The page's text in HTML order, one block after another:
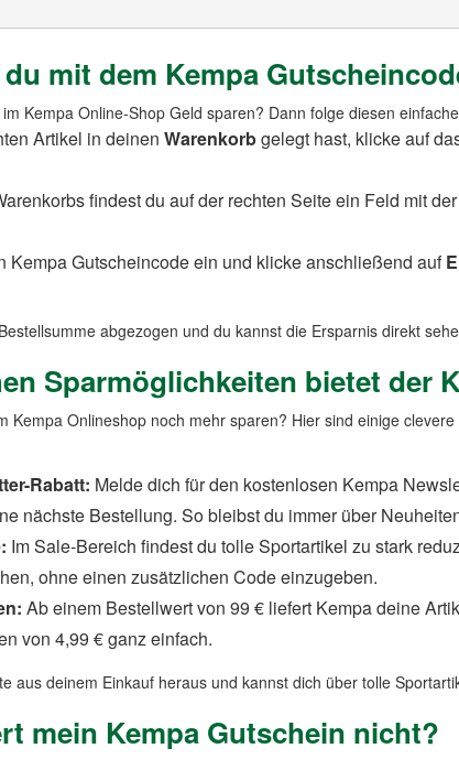
mit dem Kempa
Kempa Online-Shop Geld sparen? Dann folge diesen
Artikel in deinen Warenkorbgelegt hast, klicke auf
findest du auf der rechten Seite ein Feld mit
Kempa Gutscheincode ein und klicke anschließend auf
abgezogen und du kannst die Ersparnis direkt
Sparmöglichkeiten bietet der
Kempa Onlineshop noch mehr sparen? Hier sind einige
Rabatt: Melde dich für den kostenlosen Kempa
nächste Bestellung. So bleibst du immer über
Im Sale-Bereich findest du tolle Sportartikel zu stark
ohne einen zusätzlichen Code einzugeben.
Ab einem Bestellwert von 99 € liefert Kempa deine
von 4,99 € ganz einfach.
aus deinem Einkauf heraus und kannst dich über tolle
mein Kempa Gutschein nicht?